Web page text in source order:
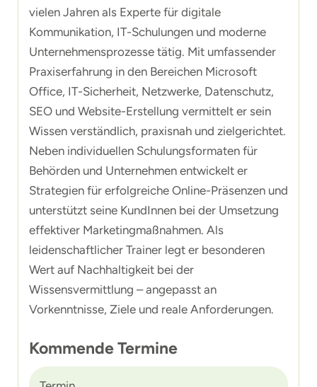
vielen Jahren als Experte für digitale
Kommunikation, IT-Schulungen und moderne
Unternehmensprozesse tätig. Mit umfassender
Praxiserfahrung in den Bereichen Microsoft
Office, IT-Sicherheit, Netzwerke, Datenschutz,
SEO und Website-Erstellung vermittelt er sein
Wissen verständlich, praxisnah und zielgerichtet.
Neben individuellen Schulungsformaten für
Behörden und Unternehmen entwickelt er
Strategien für erfolgreiche Online-Präsenzen und
unterstützt seine KundInnen bei der Umsetzung
effektiver Marketingmaßnahmen. Als
leidenschaftlicher Trainer legt er besonderen
Wert auf Nachhaltigkeit bei der
Wissensvermittlung – angepasst an
Vorkenntnisse, Ziele und reale Anforderungen.
Kommende Termine